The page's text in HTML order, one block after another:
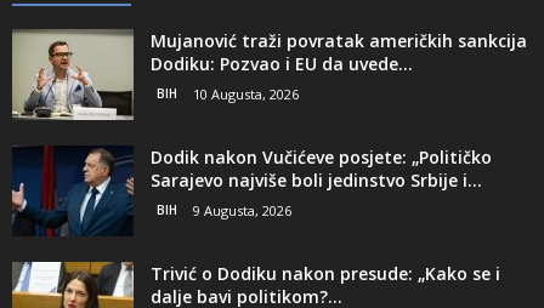
Mujanović traži povratak američkih sankcija
Dodiku: Pozvao i EU da uvede...
BIH 10 Augusta, 2026
Dodik nakon Vučićeve posjete: „Političko
Sarajevo najviše boli jedinstvo Srbije i...
BIH 9 Augusta, 2026
Trivić o Dodiku nakon presude: „Kako se i
dalje bavi politikom?...